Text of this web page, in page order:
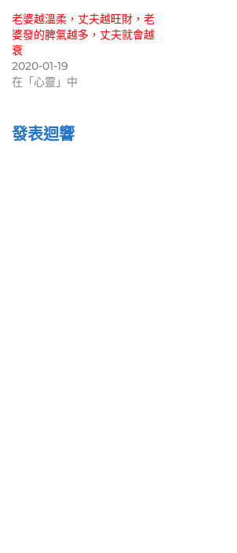
老婆越溫柔，丈夫越旺財，老
婆發的脾氣越多，丈夫就會越
衰
2020-01-19
在「心靈」中
發表迴響